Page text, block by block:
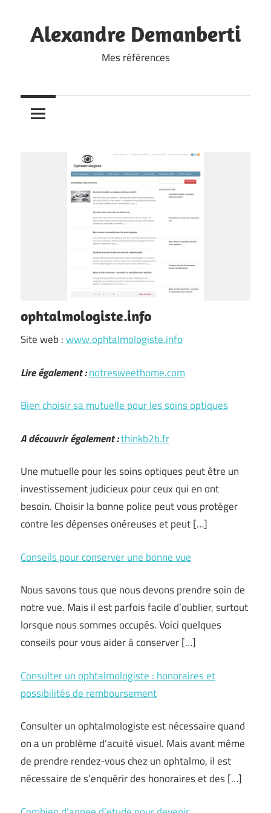
content
Alexandre Demanberti
Mes références
ophtalmologiste.info
Site web :www.ophtalmologiste.info
Lire également :notresweethome.com
Bien choisir sa mutuelle pour les soins optiques
A découvrir également :thinkb2b.fr
Une mutuelle pour les soins optiques peut être un
investissement judicieux pour ceux qui en ont
besoin. Choisir la bonne police peut vous protéger
contre les dépenses onéreuses et peut […]
Conseils pour conserver une bonne vue
Nous savons tous que nous devons prendre soin de
notre vue. Mais il est parfois facile d’oublier, surtout
lorsque nous sommes occupés. Voici quelques
conseils pour vous aider à conserver […]
Consulter un ophtalmologiste : honoraires et
possibilités de remboursement
Consulter un ophtalmologiste est nécessaire quand
on a un problème d’acuité visuel. Mais avant même
de prendre rendez-vous chez un ophtalmo, il est
nécessaire de s’enquérir des honoraires et des […]